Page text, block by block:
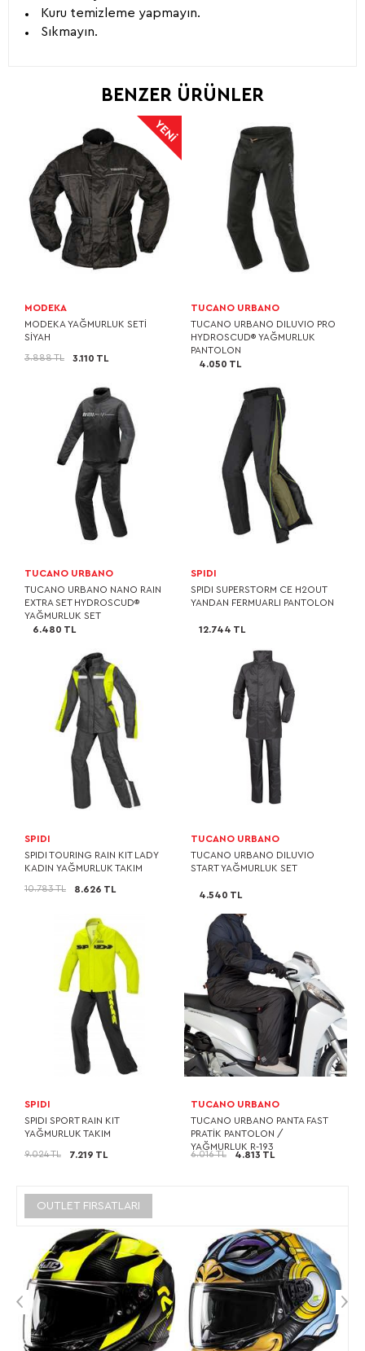
Kuru temizleme yapmayın.
Sıkmayın.
BENZER ÜRÜNLER
MODEKA
MODEKA YAĞMURLUK SETİ
SİYAH
3.888 TL 3.110 TL
TUCANO URBANO
TUCANO URBANO DILUVIO PRO
HYDROSCUD® YAĞMURLUK
PANTOLON
4.050 TL
TUCANO URBANO
TUCANO URBANO NANO RAIN
EXTRA SET HYDROSCUD®
YAĞMURLUK SET
6.480 TL
SPIDI
SPIDI SUPERSTORM CE H2OUT
YANDAN FERMUARLI PANTOLON
12.744 TL
SPIDI
SPIDI TOURING RAIN KIT LADY
KADIN YAĞMURLUK TAKIM
10.783 TL 8.626 TL
TUCANO URBANO
TUCANO URBANO DILUVIO
START YAĞMURLUK SET
4.540 TL
SPIDI
SPIDI SPORT RAIN KIT
YAĞMURLUK TAKIM
9.024 TL 7.219 TL
TUCANO URBANO
TUCANO URBANO PANTA FAST
PRATİK PANTOLON /
YAĞMURLUK R-193
6.016 TL 4.813 TL
OUTLET FIRSATLARI